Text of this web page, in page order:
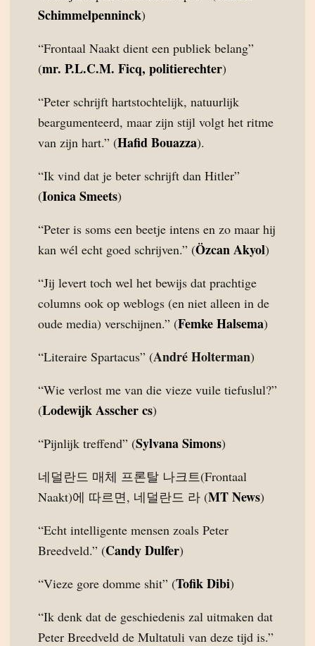
Schimmelpenninck)
“Frontaal Naakt dient een publiek belang”
(mr. P.L.C.M. Ficq, politierechter)
“Peter schrijft hartstochtelijk, natuurlijk
beargumenteerd, maar zijn stijl volgt het ritme
van zijn hart.” (Hafid Bouazza).
“Ik vind dat je beter schrijft dan Hitler”
(Ionica Smeets)
“Peter is soms een beetje intens en zo maar hij
kan wél echt goed schrijven.” (Özcan Akyol)
“Jij levert toch wel het bewijs dat prachtige
columns ook op weblogs (en niet alleen in de
oude media) verschijnen.” (Femke Halsema)
“Literaire Spartacus” (André Holterman)
“Wie verlost me van die vieze vuile tiefuslul?”
(Lodewijk Asscher cs)
“Pijnlijk treffend” (Sylvana Simons)
네덜란드 매체 프론탈 나크트(Frontaal
Naakt)에 따르면, 네덜란드 라 (MT News)
“Echt intelligente mensen zoals Peter
Breedveld.” (Candy Dulfer)
“Vieze gore domme shit” (Tofik Dibi)
“Ik denk dat de geschiedenis zal uitmaken dat
Peter Breedveld de Multatuli van deze tijd is.”